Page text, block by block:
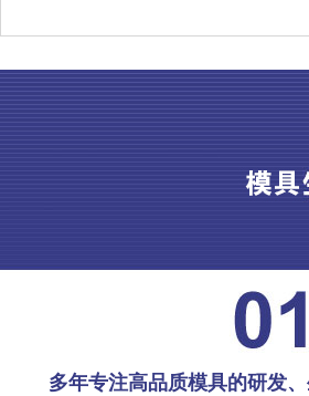
多年专注高品质模具的研发